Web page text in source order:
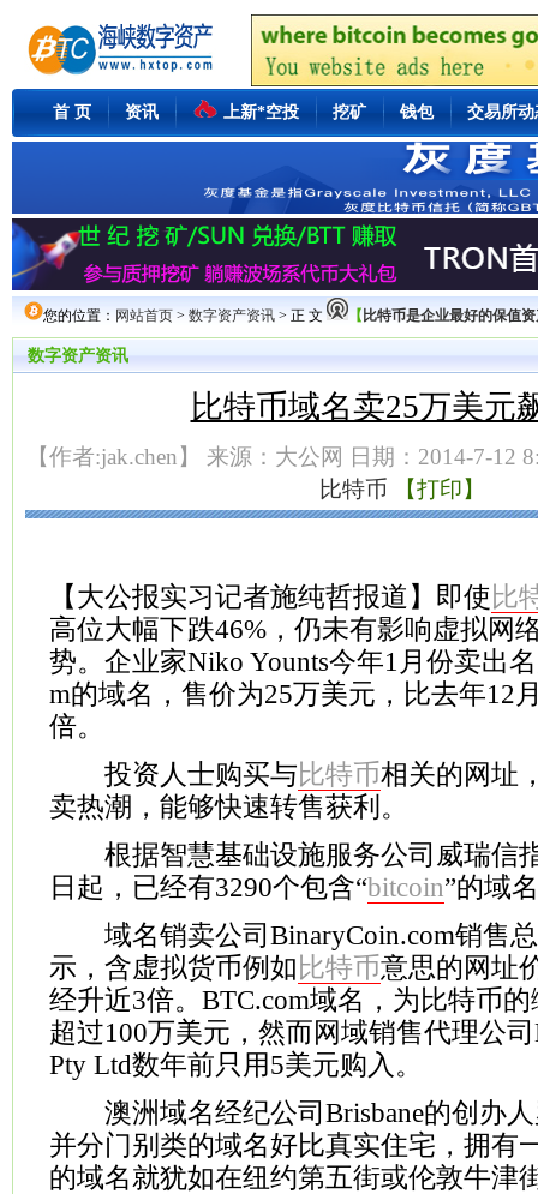
首 页 资讯 上新*空投 挖矿 钱包 交易所动
您的位置： 网站首页 > 数字资产资讯 > 正 文 【 比特币是企业最好的保值
数字资产资讯
比特币域名卖25万美元
【作者:jak.chen】 来源：大公网 日期：2014-7-12
比特币
【打印】
【大公报实习记者施纯哲报道】即使比
高位大幅下跌46%，仍未有影响虚拟网
势。企业家Niko Younts今年1月份卖出
m的域名，售价为25万美元，比去年12
倍。
投资人士购买与比特币相关的网址
卖热潮，能够快速转售获利。
根据智慧基础设施服务公司威瑞信
日起，已经有3290个包含“bitcoin”的域
域名销卖公司BinaryCoin.com销售总
示，含虚拟货币例如 比特币意思的网址
经升近3倍。BTC.com域名，为比特币
超过100万美元，然而网域销售代理公司
Pty Ltd数年前只用5美元购入。
澳洲域名经纪公司Brisbane的创办人
并分门别类的域名好比真实住宅，拥有
的域名就犹如在纽约第五街或伦敦牛津